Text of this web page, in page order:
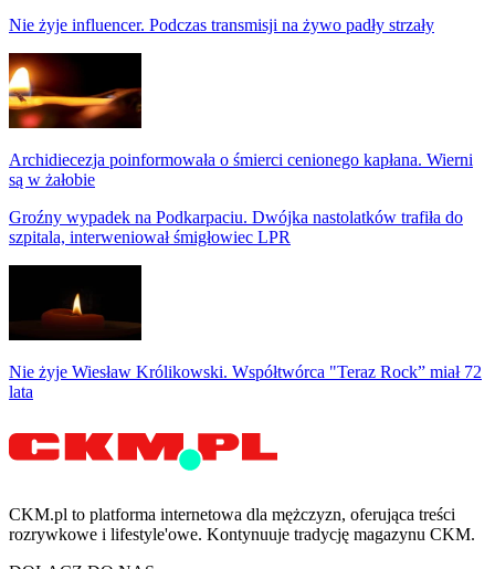
Nie żyje influencer. Podczas transmisji na żywo padły strzały
Archidiecezja poinformowała o śmierci cenionego kapłana. Wierni
są w żałobie
Groźny wypadek na Podkarpaciu. Dwójka nastolatków trafiła do
szpitala, interweniował śmigłowiec LPR
Nie żyje Wiesław Królikowski. Współtwórca "Teraz Rock” miał 72
lata
CKM.pl to platforma internetowa dla mężczyzn, oferująca treści
rozrywkowe i lifestyle'owe. Kontynuuje tradycję magazynu CKM.